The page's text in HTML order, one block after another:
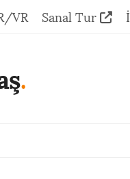
VR Sanal Tur
.